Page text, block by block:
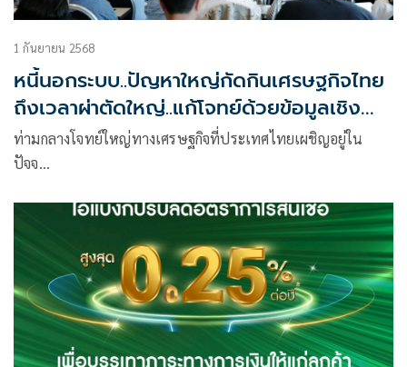
1 กันยายน 2568
หนี้นอกระบบ..ปัญหาใหญ่กัดกินเศรษฐกิจไทย
ถึงเวลาผ่าตัดใหญ่..แก้โจทย์ด้วยข้อมูลเชิง
ประจักษ์
ท่ามกลางโจทย์ใหญ่ทางเศรษฐกิจที่ประเทศไทยเผชิญอยู่ใน
ปัจจ…